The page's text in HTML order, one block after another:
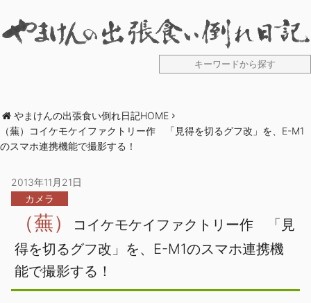
やまけんの出張食い倒れ日記HOME
（蕪）コイケモケイファクトリー作 「見得を切るグフ改」を、E-M1
のスマホ連携機能で撮影する！
2013年11月21日
カメラ
（蕪）
コイケモケイファクトリー作 「見
得を切るグフ改」を、E-M1のスマホ連携機
能で撮影する！